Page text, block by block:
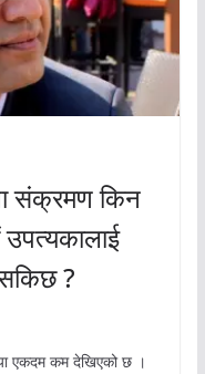
संक्रमण किन
?
एकदम कम देखिएको छ ।